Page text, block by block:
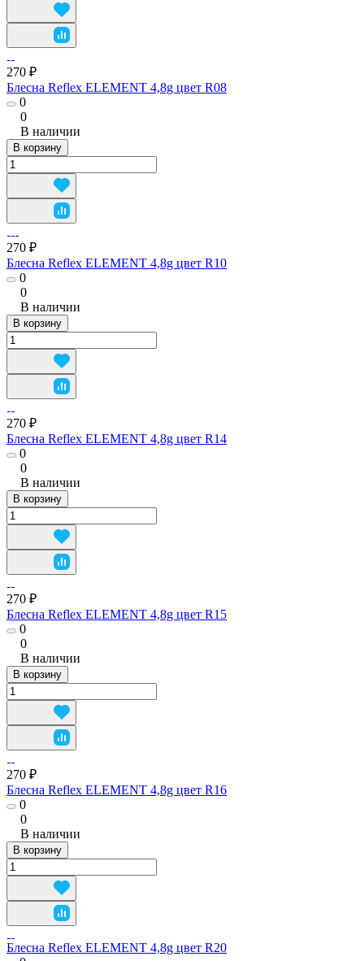
270 ₽
Блесна Reflex ELEMENT 4,8g цвет R08
0
0
В наличии
В корзину
270 ₽
Блесна Reflex ELEMENT 4,8g цвет R10
0
0
В наличии
В корзину
270 ₽
Блесна Reflex ELEMENT 4,8g цвет R14
0
0
В наличии
В корзину
270 ₽
Блесна Reflex ELEMENT 4,8g цвет R15
0
0
В наличии
В корзину
270 ₽
Блесна Reflex ELEMENT 4,8g цвет R16
0
0
В наличии
В корзину
Блесна Reflex ELEMENT 4,8g цвет R20